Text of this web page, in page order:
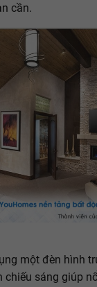
cần.
một đèn hình
chiếu sáng giúp